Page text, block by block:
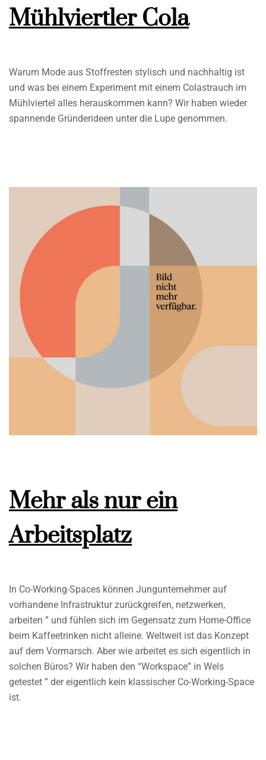
Mühlviertler Cola
Warum Mode aus Stoffresten stylisch und nachhaltig ist
und was bei einem Experiment mit einem Colastrauch im
Mühlviertel alles herauskommen kann? Wir haben wieder
spannende Gründerideen unter die Lupe genommen.
Mehr als nur ein
Arbeitsplatz
In Co-Working-Spaces können Jungunternehmer auf
vorhandene Infrastruktur zurückgreifen, netzwerken,
arbeiten ” und fühlen sich im Gegensatz zum Home-Office
beim Kaffeetrinken nicht alleine. Weltweit ist das Konzept
auf dem Vormarsch. Aber wie arbeitet es sich eigentlich in
solchen Büros? Wir haben den “Workspace” in Wels
getestet ” der eigentlich kein klassischer Co-Working-Space
ist.